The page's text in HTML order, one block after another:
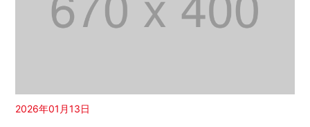
2026年01月13日